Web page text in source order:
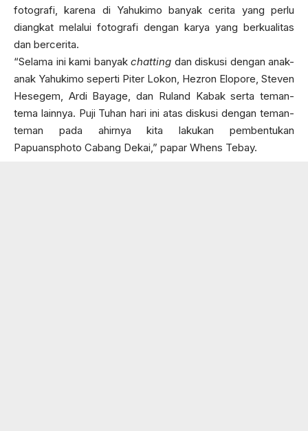
fotografi, karena di Yahukimo banyak cerita yang perlu
diangkat melalui fotografi dengan karya yang berkualitas
dan bercerita.
“Selama ini kami banyak chatting dan diskusi dengan anak-
anak Yahukimo seperti Piter Lokon, Hezron Elopore, Steven
Hesegem, Ardi Bayage, dan Ruland Kabak serta teman-
tema lainnya. Puji Tuhan hari ini atas diskusi dengan teman-
teman pada ahirnya kita lakukan pembentukan
Papuansphoto Cabang Dekai,” papar Whens Tebay.